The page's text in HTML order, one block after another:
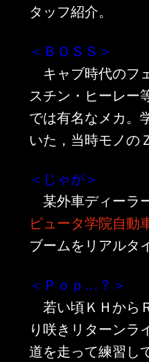
へ
移
動
移
動
タッフ紹介。
＜ＢＯＳＳ＞
キャブ時代のフ
スチン・ヒーレー
では有名なメカ。
いた，当時モノの
＜じゃが＞
某外車ディーラ
ピュータ学院自動
ブームをリアルタ
＜Ｐｏｐ…？＞
若い頃ＫＨから
り咲きリターンラ
道を走って練習し